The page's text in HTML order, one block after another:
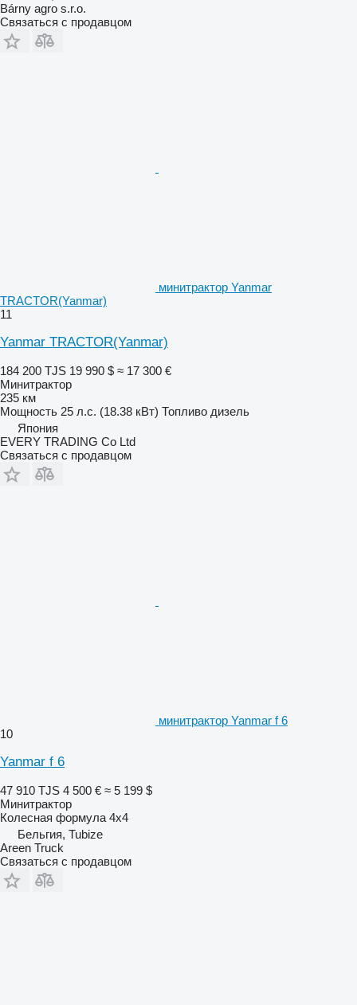
Bárny agro s.r.o.
Связаться с продавцом
минитрактор Yanmar
TRACTOR(Yanmar)
11
Yanmar TRACTOR(Yanmar)
184 200 TJS 19 990 $ ≈ 17 300 €
Минитрактор
235 км
Мощность 25 л.с. (18.38 кВт) Топливо дизель
Япония
EVERY TRADING Co Ltd
Связаться с продавцом
минитрактор Yanmar f 6
10
Yanmar f 6
47 910 TJS 4 500 € ≈ 5 199 $
Минитрактор
Колесная формула 4x4
Бельгия, Tubize
Areen Truck
Связаться с продавцом